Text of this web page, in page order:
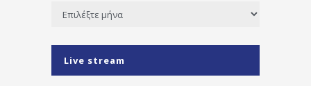
Ιστορικό
Live stream